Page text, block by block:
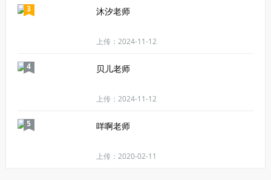
3 沐汐老师
上传：2024-11-12
4 贝儿老师
上传：2024-11-12
5 咩啊老师
上传：2020-02-11